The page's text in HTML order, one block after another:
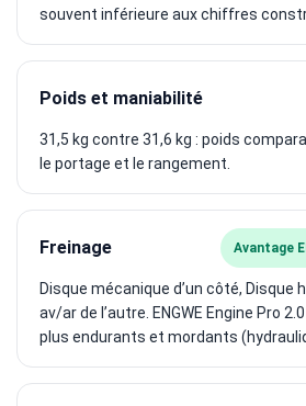
souvent inférieure aux chiffres
Poids et maniabilité
31,5 kg contre 31,6 kg : poids
le portage et le rangement.
Freinage Avantage
Disque mécanique d’un côté, Disque
av/ar de l’autre. ENGWE Engine Pro
plus endurants et mordants